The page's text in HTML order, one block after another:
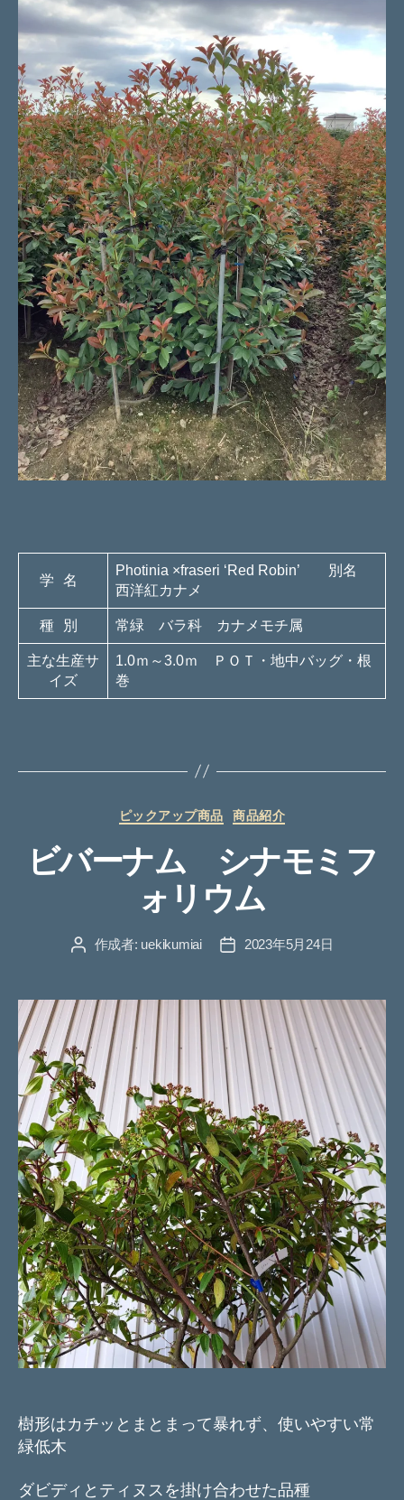
学名
Photinia ×fraseri ‘Red Robin’ 別名
西洋紅カナメ
種別 常緑 バラ科 カナメモチ属
主な生産サ
イズ
1.0ｍ～3.0ｍ ＰＯＴ・地中バッグ・根
巻
カ
ー
ピックアップ商品 商品紹介
ビバーナム シナモミフ
ォリウム
投 作成者: uekikumiai
投
2023年5月24日
樹形はカチッとまとまって暴れず、使いやすい常
緑低木
ダビディとティヌスを掛け合わせた品種